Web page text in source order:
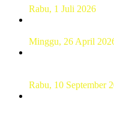
Rabu, 1 Juli 2026
Minggu, 26 April
Rabu, 10 September